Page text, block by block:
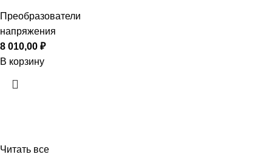
Преобразователи
напряжения
8 010,00 ₽
В корзину
Читать все